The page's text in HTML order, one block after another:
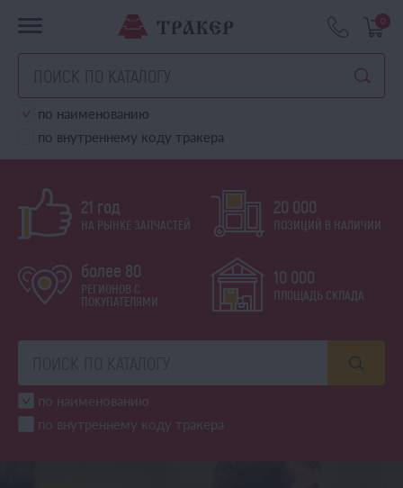
0
по наименованию
по внутреннему коду тракера
21 год
НА РЫНКЕ ЗАПЧАСТЕЙ
20 000
ПОЗИЦИЙ В НАЛИЧИИ
более 80
РЕГИОНОВ С
ПОКУПАТЕЛЯМИ
10 000
ПЛОЩАДЬ СКЛАДА
по наименованию
по внутреннему коду тракера